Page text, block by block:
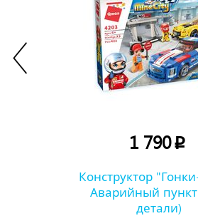
1 790p
Конструктор
Аварийный
детали)